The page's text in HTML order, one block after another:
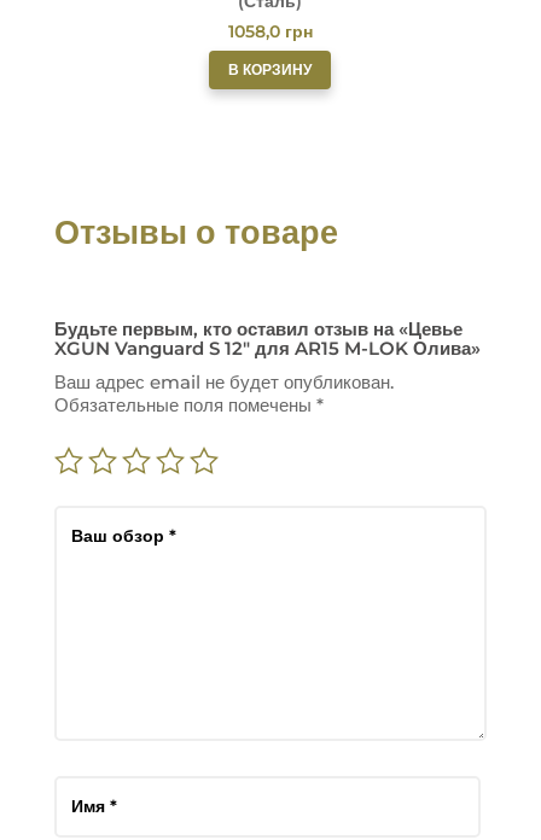
1058,0 грн
В КОРЗИНУ
Отзывы о товаре
Будьте первым, кто оставил отзыв на «Цевье
XGUN Vanguard S 12″ для AR15 M-LOK Олива»
Ваш адрес email не будет опубликован.
Обязательные поля помечены *